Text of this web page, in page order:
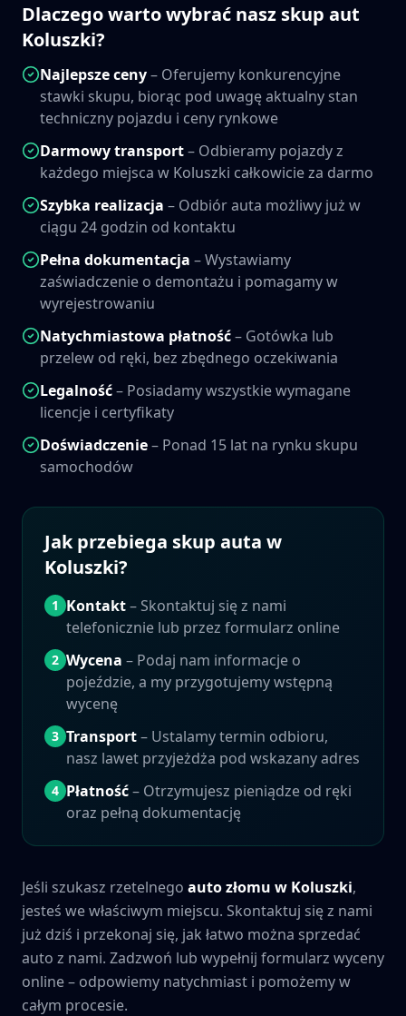
Dlaczego warto wybrać nasz skup aut
Koluszki?
Najlepsze ceny– Oferujemy konkurencyjne
stawki skupu, biorąc pod uwagę aktualny stan
techniczny pojazdu i ceny rynkowe
Darmowy transport– Odbieramy pojazdy z
każdego miejsca w Koluszki całkowicie za darmo
Szybka realizacja – Odbiór auta możliwy już w
ciągu 24 godzin od kontaktu
Pełna dokumentacja – Wystawiamy
zaświadczenie o demontażu i pomagamy w
wyrejestrowaniu
Natychmiastowa płatność– Gotówka lub
przelew od ręki, bez zbędnego oczekiwania
Legalność– Posiadamy wszystkie wymagane
licencje i certyfikaty
Doświadczenie– Ponad 15 lat na rynku skupu
samochodów
Jak przebiega skup auta w
Koluszki?
1 Kontakt– Skontaktuj się z nami
telefonicznie lub przez formularz online
2 Wycena – Podaj nam informacje o
pojeździe, a my przygotujemy wstępną
wycenę
3 Transport– Ustalamy termin odbioru,
nasz lawet przyjeżdża pod wskazany adres
4 Płatność– Otrzymujesz pieniądze od ręki
oraz pełną dokumentację
Jeśli szukasz rzetelnego auto złomu w Koluszki,
jesteś we właściwym miejscu. Skontaktuj się z nami
już dziś i przekonaj się, jak łatwo można sprzedać
auto z nami. Zadzwoń lub wypełnij formularz wyceny
online – odpowiemy natychmiast i pomożemy w
całym procesie.